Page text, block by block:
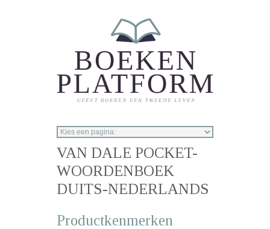
VAN DALE POCKET-
WOORDENBOEK
DUITS-NEDERLANDS
Productkenmerken